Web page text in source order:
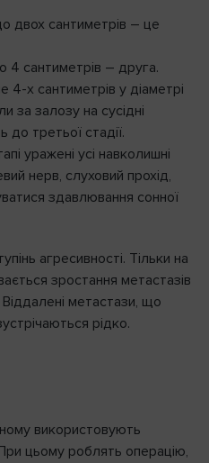
двох сантиметрів – це
4 сантиметрів – друга.
4-х сантиметрів у діаметрі
за залозу на сусідні
до третьої стадії.
уражені усі навколишні
нерв, слуховий прохід,
здавлювання сонної
агресивності. Тільки на
зростання метастазів
метастази, що
рідко.
використовують
цьому роблять операцію,